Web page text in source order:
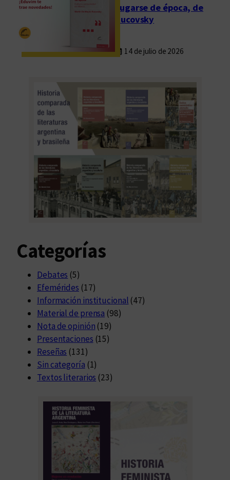
Fugarse de época, de
Rucovsky
14 de julio de 2026
Categorías
Debates (5)
Efemérides (17)
Información institucional (47)
Material de prensa (98)
Nota de opinión (19)
Presentaciones (15)
Reseñas (131)
Sin categoría (1)
Textos literarios (23)